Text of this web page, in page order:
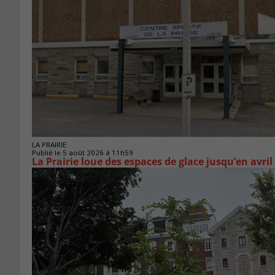
LA PRAIRIE
Publié le 5 août 2026 à 11h59
La Prairie loue des espaces de glace jusqu’en avril